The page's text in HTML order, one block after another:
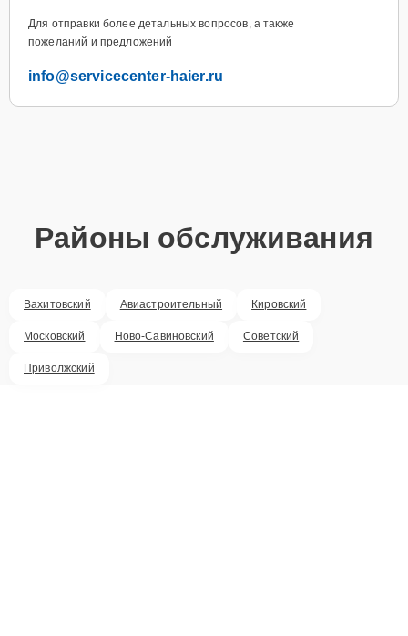
Для отправки более детальных вопросов, а также
пожеланий и предложений
info@servicecenter-haier.ru
Районы обслуживания
Вахитовский Авиастроительный Кировский
Московский Ново-Савиновский Советский
Приволжский